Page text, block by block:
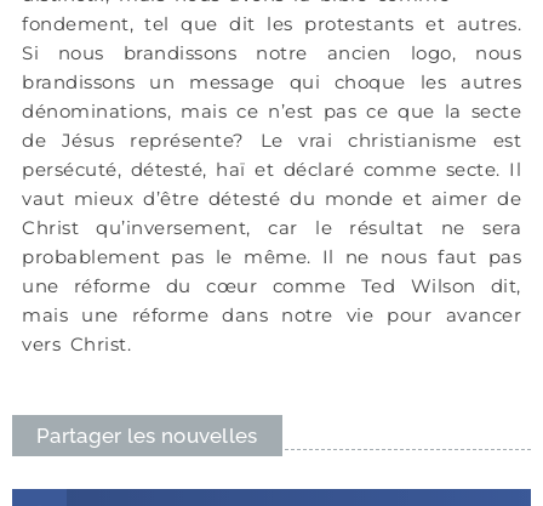
fondement, tel que dit les protestants et autres.
Si nous brandissons notre ancien logo, nous
brandissons un message qui choque les autres
dénominations, mais ce n’est pas ce que la secte
de Jésus représente? Le vrai christianisme est
persécuté, détesté, haï et déclaré comme secte. Il
vaut mieux d’être détesté du monde et aimer de
Christ qu’inversement, car le résultat ne sera
probablement pas le même. Il ne nous faut pas
une réforme du cœur comme Ted Wilson dit,
mais une réforme dans notre vie pour avancer
vers Christ.
Partager les nouvelles